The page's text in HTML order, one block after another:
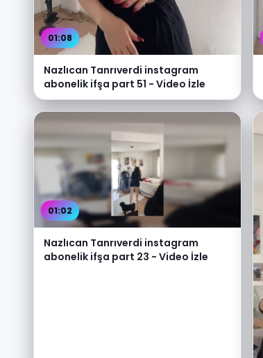
01:08
Nazlıcan Tanrıverdi instagram
abonelik ifşa part 51 - Video İzle
01:02
Nazlıcan Tanrıverdi instagram
abonelik ifşa part 23 - Video İzle